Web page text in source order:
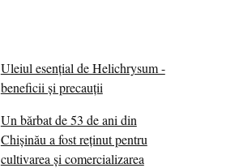
Uleiul esențial de Helichrysum -
beneficii și precauții
Un bărbat de 53 de ani din
Chișinău a fost reținut pentru
cultivarea și comercializarea